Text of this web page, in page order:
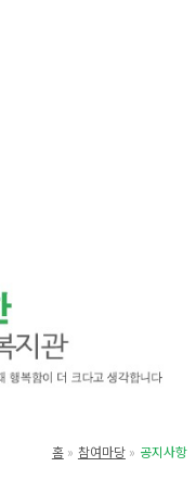
홈 참여마당 공지사항